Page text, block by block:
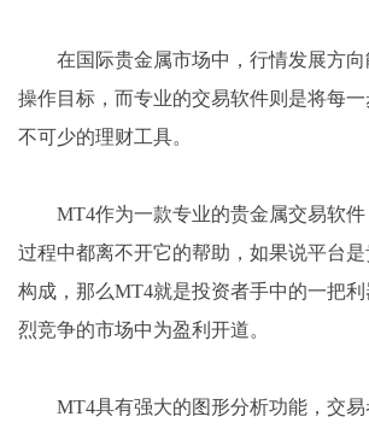
在国际贵金属市场中，行情发展方
操作目标，而专业的交易软件则是将每
不可少的理财工具。
MT4作为一款专业的贵金属交易软
过程中都离不开它的帮助，如果说平台
构成，那么MT4就是投资者手中的一把
烈竞争的市场中为盈利开道。
MT4具有强大的图形分析功能，交